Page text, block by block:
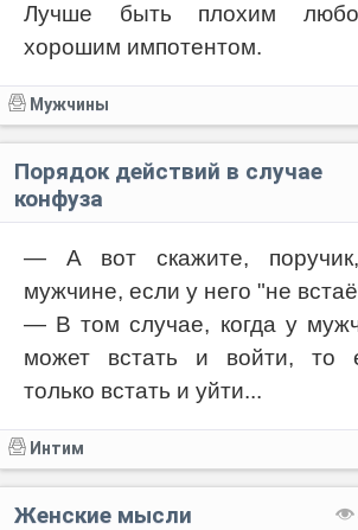
Лучше быть плохим
хорошим импотентом.
Мужчины
Порядок действий в случае
конфуза
— А вот скажите,
мужчине, если у него "не
— В том случае, когда у
может встать и войти, то
только встать и уйти...
Интим
Женские мысли